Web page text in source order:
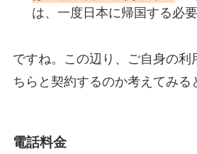
は、一度日本に帰国する必要
ですね。この辺り、ご自身の利
ちらと契約するのか考えてみる
電話料金